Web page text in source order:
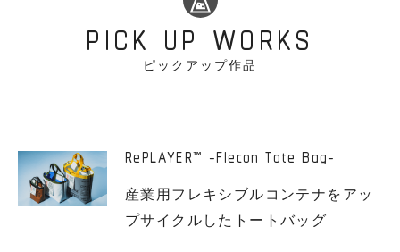
PICK UP WORKS
ピックアップ作品
RePLAYER™ -Flecon Tote Bag-
産業用フレキシブルコンテナをアッ
プサイクルしたトートバッグ